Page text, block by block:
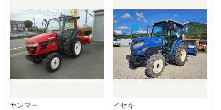
ヤンマー
イセキ